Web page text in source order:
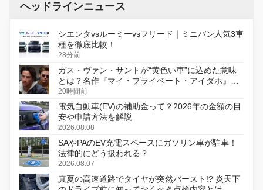
ヘッドラインニュース
シエンタvsルーミーvsフリード｜ミニバン人気3車
種を徹底比較！
28分前
ガス・ヴァン・サントが“黄色い車”に込めた意味
とは？名作『マイ・プライベート・アイダホ』が
初のデジタルリマスター版で復活
20時間前
電気自動車(EV)の補助金って？2026年の金額の目
安や申請方法を解説
2026.08.08
SAやPAのEV充電スペースにガソリン車が駐車！
法律的にどう扱われる？
2026.08.07
真夏の高速道路でタイヤが突然バースト!? 炎天下